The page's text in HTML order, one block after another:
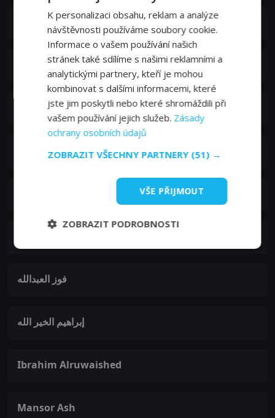
Abdullah Algafari
Abeer Qassim
Amal Al Najdi
Elaf Najib
فوز العبدالله
إبراهيم الخير الله
Ibrahim Alruwaished
Mansor Ash
K personalizaci obsahu, reklam a analýze
návštěvnosti používáme soubory cookie.
Informace o vašem používání našich
stránek také sdílíme s našimi reklamními a
analytickými partnery, kteří je mohou
kombinovat s dalšími informacemi, které
jste jim poskytli nebo které shromáždili při
vašem používání jejich služeb. Zásady
ochrany osobních údajů
ZOBRAZIT VŠECHNY PARTNERY (51) →
VŠE PŘIJMOUT
ZOBRAZIT PODROBNOSTI